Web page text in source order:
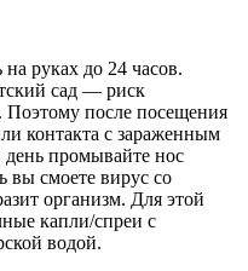
руках до 24 часов.
сад — риск
Поэтому после посещения
контакта с зараженным
промывайте нос
смоете вирус со
организм. Для этой
капли/спреи с
водой.